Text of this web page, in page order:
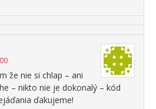
že nie si chlap – ani
– nikto nie je dokonalý – kód
ďakujeme!